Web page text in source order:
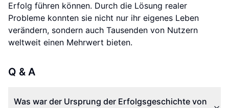
Erfolg führen können. Durch die Lösung realer
Probleme konnten sie nicht nur ihr eigenes Leben
verändern, sondern auch Tausenden von Nutzern
weltweit einen Mehrwert bieten.
Q & A
Was war der Ursprung der Erfolgsgeschichte von